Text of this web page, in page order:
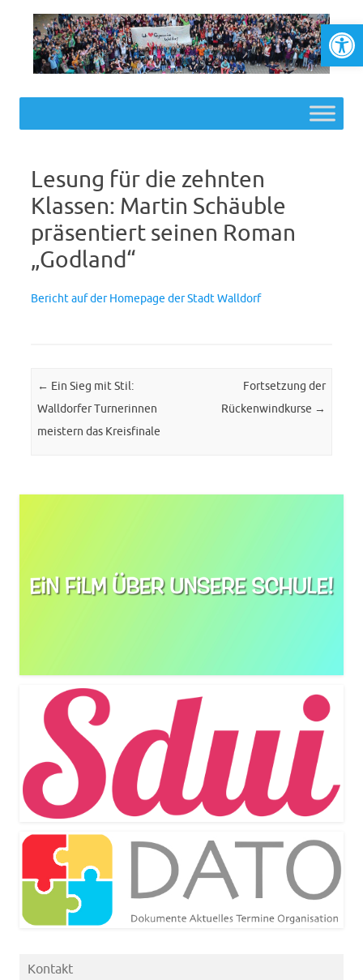
Lesung für die zehnten
Klassen: Martin Schäuble
präsentiert seinen Roman
„Godland“
Bericht auf der Homepage der Stadt Walldorf
Post navigation
← Ein Sieg mit Stil:
Walldorfer Turnerinnen
meistern das Kreisfinale
Fortsetzung der
Rückenwindkurse →
Kontakt